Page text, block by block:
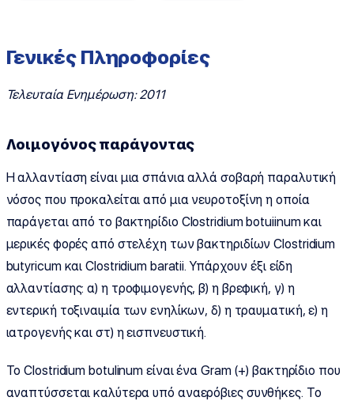
Γενικές Πληροφορίες
Τελευταία Ενημέρωση: 2011
Λοιμογόνος παράγοντας
Η αλλαντίαση είναι μια σπάνια αλλά σοβαρή παραλυτική
νόσος που προκαλείται από μια νευροτοξίνη η οποία
παράγεται από το βακτηρίδιο Clostridium botuiinum και
μερικές φορές από στελέχη των βακτηριδίων Clostridium
butyricum και Clostridium baratii. Υπάρχουν έξι είδη
αλλαντίασης: α) η τροφιμογενής, β) η βρεφική, γ) η
εντερική τοξιναιμία των ενηλίκων, δ) η τραυματική, ε) η
ιατρογενής και στ) η εισπνευστική.
Το Clostridium botulinum είναι ένα Gram (+) βακτηρίδιο που
αναπτύσσεται καλύτερα υπό αναερόβιες συνθήκες. Το